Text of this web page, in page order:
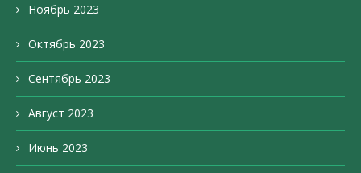
Ноябрь 2023
Октябрь 2023
Сентябрь 2023
Август 2023
Июнь 2023